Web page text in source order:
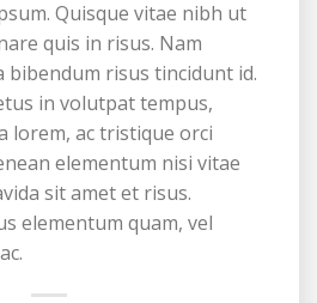
Quisque vitae nibh ut
quis in risus. Nam
bibendum risus tincidunt id.
in volutpat tempus,
lorem, ac tristique orci
elementum nisi vitae
sit amet et risus.
elementum quam, vel